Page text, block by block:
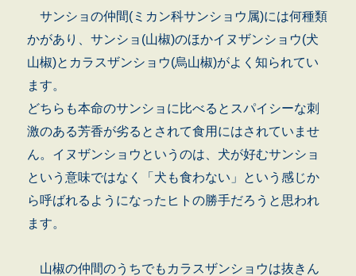
サンショの仲間(ミカン科サンショウ属)には何種類
かがあり、サンショ(山椒)のほかイヌザンショウ(犬
山椒)とカラスザンショウ(烏山椒)がよく知られてい
ます。
どちらも本命のサンショに比べるとスパイシーな刺
激のある芳香が劣るとされて食用にはされていませ
ん。イヌザンショウというのは、犬が好むサンショ
という意味ではなく「犬も食わない」という感じか
ら呼ばれるようになったヒトの勝手だろうと思われ
ます。
山椒の仲間のうちでもカラスザンショウは抜きん